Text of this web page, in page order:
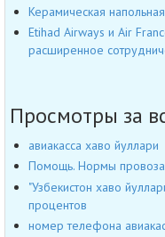
Керамическая
Etihad Airways и Air
расширенное
Просмотры за
авиакасса хаво йуллари
Помощь. Нормы провоза
"Узбекистон хаво
процентов
номер телефона